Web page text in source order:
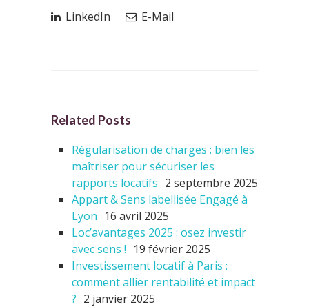
LinkedIn
E-Mail
Related Posts
Régularisation de charges : bien les
maîtriser pour sécuriser les
rapports locatifs 2 septembre 2025
Appart & Sens labellisée Engagé à
Lyon 16 avril 2025
Loc’avantages 2025 : osez investir
avec sens ! 19 février 2025
Investissement locatif à Paris :
comment allier rentabilité et impact
? 2 janvier 2025